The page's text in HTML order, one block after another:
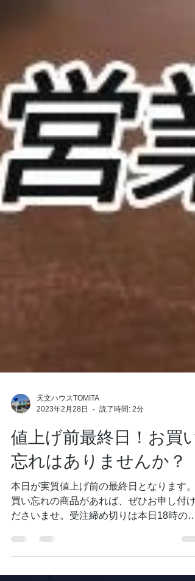
天文ハウスTOMITA
値上げ前最終日！お買い
忘れはありませんか？
本日が実質値上げ前の最終日となります。
買い忘れの商品があれば、ぜひお申し付け
類の商品が価格改定されます。 ・TOEアイ